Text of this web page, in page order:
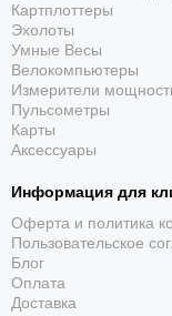
Сон, HRV,
Картплоттеры
Эхолоты
Умные Весы
Велокомпьютеры
Измерители
Пульсометры
Карты
Аксессуары
Информация для
Оферта и политика
Пользовательское
Блог
Оплата
Доставка